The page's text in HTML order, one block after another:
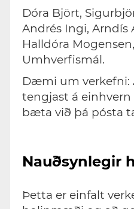
Dóra Björt,
Andrés Ingi, Arndís
Halldóra
Umhverfismál.
Dæmi um verkefni:
tengjast á
bæta við þá pósta
Nauðsynlegir
Þetta er einfalt